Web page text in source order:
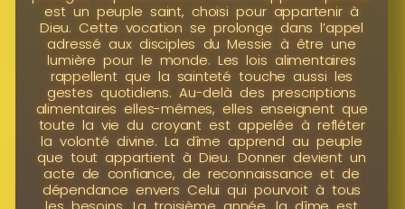
est un peuple saint, choisi pour appartenir à
Dieu. Cette vocation se prolonge dans l’appel
adressé aux disciples du Messie à être une
lumière pour le monde. Les lois alimentaires
rappellent que la sainteté touche aussi les
gestes quotidiens. Au-delà des prescriptions
alimentaires elles-mêmes, elles enseignent que
toute la vie du croyant est appelée à refléter
la volonté divine. La dîme apprend au peuple
que tout appartient à Dieu. Donner devient un
acte de confiance, de reconnaissance et de
dépendance envers Celui qui pourvoit à tous